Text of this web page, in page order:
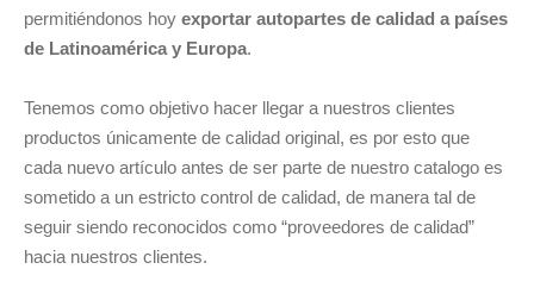
permitiéndonos hoy exportar autopartes de calidad a países
de Latinoamérica y Europa.
Tenemos como objetivo hacer llegar a nuestros clientes
productos únicamente de calidad original, es por esto que
cada nuevo artículo antes de ser parte de nuestro catalogo es
sometido a un estricto control de calidad, de manera tal de
seguir siendo reconocidos como “proveedores de calidad”
hacia nuestros clientes.